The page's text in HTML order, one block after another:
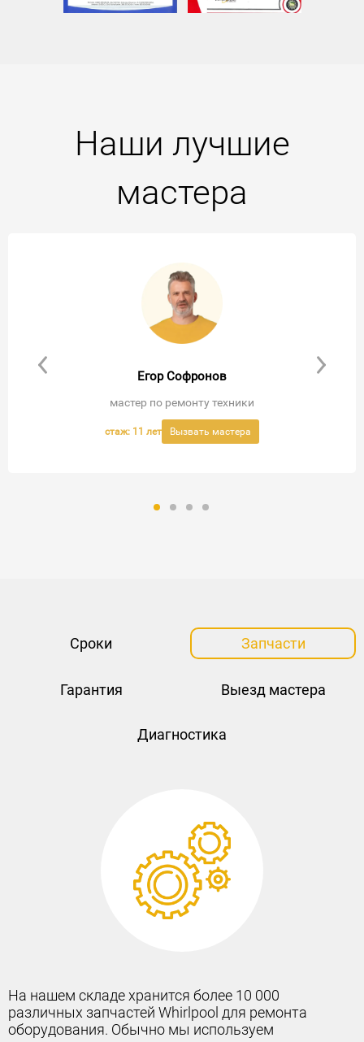
Наши лучшие
мастера
Егор Софронов
мастер по ремонту техники
стаж: 11 лет Вызвать мастера
Вызвать мастера
Вызвать мастера
Вызвать мастера
Сроки Запчасти
Гарантия Выезд мастера
Диагностика
гарантию производителя на любой ремонт. Эта
гарантия позволит вам быть уверенным в том, что
вы защищены от любых технических проблем.